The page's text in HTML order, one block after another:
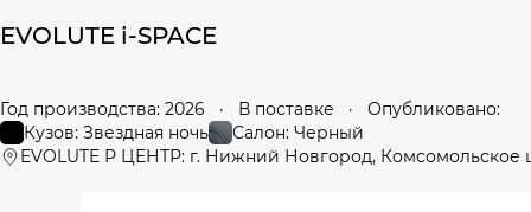
EVOLUTE i-SPACE
Год производства: 2026 · В поставке ·
Опубликовано:
Кузов: Звездная ночь
Салон: Черный
EVOLUTE Р ЦЕНТР: г. Нижний Новгород, Комсомольское